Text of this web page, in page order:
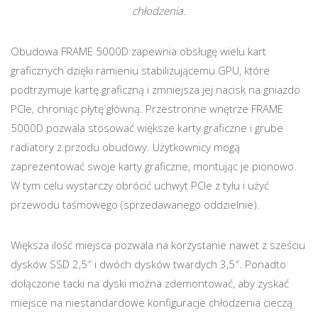
chłodzenia.
Obudowa FRAME 5000D zapewnia obsługę wielu kart
graficznych dzięki ramieniu stabilizującemu GPU, które
podtrzymuje kartę graficzną i zmniejsza jej nacisk na gniazdo
PCIe, chroniąc płytę główną. Przestronne wnętrze FRAME
5000D pozwala stosować większe karty graficzne i grube
radiatory z przodu obudowy. Użytkownicy mogą
zaprezentować swoje karty graficzne, montując je pionowo.
W tym celu wystarczy obrócić uchwyt PCIe z tyłu i użyć
przewodu taśmowego (sprzedawanego oddzielnie).
Większa ilość miejsca pozwala na korzystanie nawet z sześciu
dysków SSD 2,5″ i dwóch dysków twardych 3,5″. Ponadto
dołączone tacki na dyski można zdemontować, aby zyskać
miejsce na niestandardowe konfiguracje chłodzenia cieczą